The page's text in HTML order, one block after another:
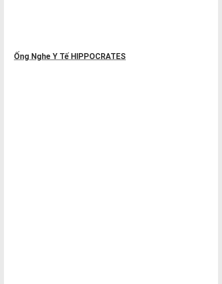
Ống Nghe Y Tế HIPPOCRATES